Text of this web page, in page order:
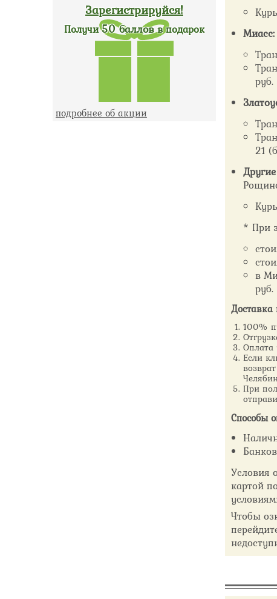
Зарегистрируйся!
Получи50 балловв подарок
подробнее об акции
Миасс:
21
* При
в
руб.
100%
Оплата
Если
При
Способы
Условия
картой
Чтобы